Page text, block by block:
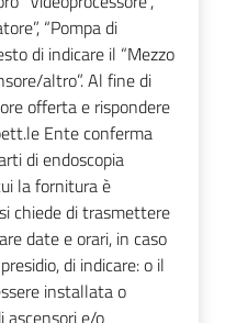
“Pompa di
di indicare il “Mezzo
altro”. Al fine di
offerta e rispondere
Ente conferma
di endoscopia
la fornitura è
chiede di trasmettere
date e orari, in caso
di indicare: o il
installata o